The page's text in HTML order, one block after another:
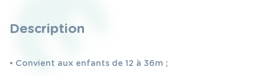
Description
• Convient aux enfants de 12 à 36m ;